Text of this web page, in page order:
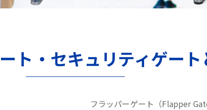
ト・セキュリティゲート
フラッパーゲート（Flapper